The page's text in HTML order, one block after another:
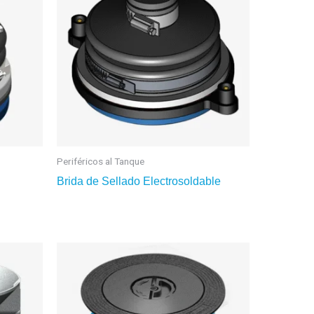
Periféricos al Tanque
Brida de Sellado Electrosoldable